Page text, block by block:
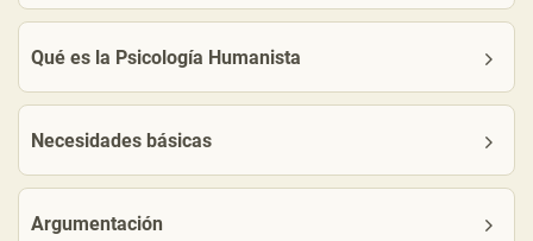
Qué es la Psicología Humanista
Necesidades básicas
Argumentación